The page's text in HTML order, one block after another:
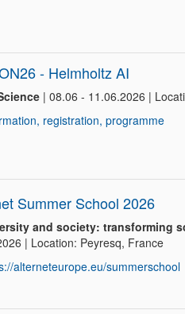
- Helmholtz AI
| 08.06 - 11.06.2026 |
registration, programme
Summer School 2026
and society: transforming
| Location: Peyresq, France
alterneteurope.eu/summerschool